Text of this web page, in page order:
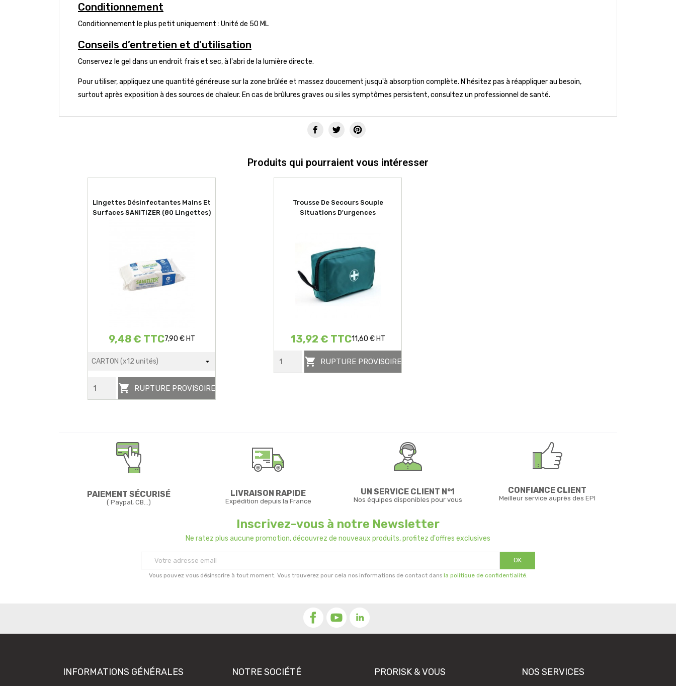
Conditionnement
Conditionnement le plus petit uniquement : Unité de 50 ML
Conseils d’entretien et d'utilisation
Conservez le gel dans un endroit frais et sec, à l'abri de la lumière directe.
Pour utiliser, appliquez une quantité généreuse sur la zone brûlée et massez doucement jusqu'à absorption complète. N'hésitez pas à réappliquer au besoin,
surtout après exposition à des sources de chaleur. En cas de brûlures graves ou si les symptômes persistent, consultez un professionnel de santé.
Produits qui pourraient vous intéresser
Lingettes Désinfectantes Mains Et
Surfaces SANITIZER (80 Lingettes)
9,48 € TTC7,90 € HT
 RUPTURE PROVISOIRE
Trousse De Secours Souple
Situations D'urgences
13,92 € TTC11,60 € HT
 RUPTURE PROVISOIRE
PAIEMENT SÉCURISÉ
( Paypal, CB...)
LIVRAISON RAPIDE
Expédition depuis la France
UN SERVICE CLIENT N°1
Nos équipes disponibles pour vous
CONFIANCE CLIENT
Meilleur service auprès des EPI
Inscrivez-vous à notre Newsletter
Ne ratez plus aucune promotion, découvrez de nouveaux produits, profitez d'offres exclusives
OK
Vous pouvez vous désinscrire à tout moment. Vous trouverez pour cela nos informations de contact dans la politique de confidentialité.
INFORMATIONS GÉNÉRALES NOTRE SOCIÉTÉ PRORISK & VOUS NOS SERVICES